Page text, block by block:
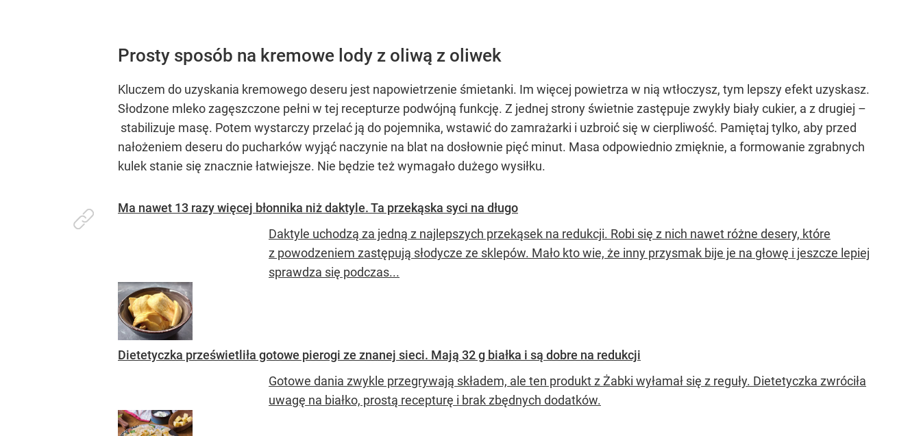
Prosty sposób na kremowe lody z oliwą z oliwek
Kluczem do uzyskania kremowego deseru jest napowietrzenie śmietanki. Im więcej powietrza w nią wtłoczysz, tym lepszy efekt uzyskasz.
Słodzone mleko zagęszczone pełni w tej recepturze podwójną funkcję. Z jednej strony świetnie zastępuje zwykły biały cukier, a z drugiej –
stabilizuje masę. Potem wystarczy przelać ją do pojemnika, wstawić do zamrażarki i uzbroić się w cierpliwość. Pamiętaj tylko, aby przed
nałożeniem deseru do pucharków wyjąć naczynie na blat na dosłownie pięć minut. Masa odpowiednio zmięknie, a formowanie zgrabnych
kulek stanie się znacznie łatwiejsze. Nie będzie też wymagało dużego wysiłku.
Ma nawet 13 razy więcej błonnika niż daktyle. Ta przekąska syci na długo
Daktyle uchodzą za jedną z najlepszych przekąsek na redukcji. Robi się z nich nawet różne desery, które
z powodzeniem zastępują słodycze ze sklepów. Mało kto wie, że inny przysmak bije je na głowę i jeszcze lepiej
sprawdza się podczas...
Dietetyczka prześwietliła gotowe pierogi ze znanej sieci. Mają 32 g białka i są dobre na redukcji
Gotowe dania zwykle przegrywają składem, ale ten produkt z Żabki wyłamał się z reguły. Dietetyczka zwróciła
uwagę na białko, prostą recepturę i brak zbędnych dodatków.